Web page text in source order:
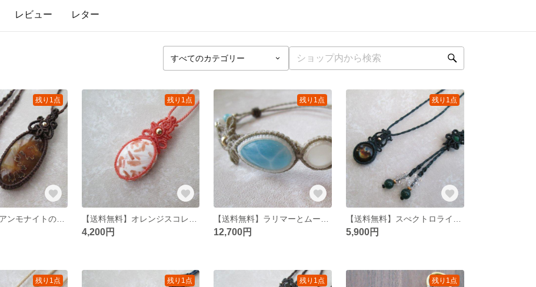
レビュー レター
残り1点
【送料無料】アンモナイトのマクラメネックレス
残り1点
4,200円
残り1点
12,700円
残り1点
5,900円
残り1点 残り1点 残り1点 残り1点